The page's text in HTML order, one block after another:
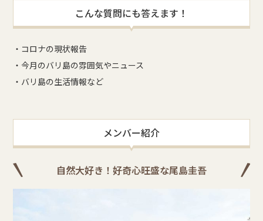
こんな質問にも答えます！
・コロナの現状報告
・今月のバリ島の雰囲気やニュース
・バリ島の生活情報など
メンバー紹介
自然大好き！好奇心旺盛な尾島圭吾